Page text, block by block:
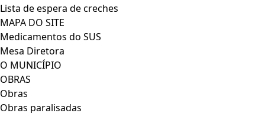
Lista de espera de creches
MAPA DO SITE
Medicamentos do SUS
Mesa Diretora
O MUNICÍPIO
OBRAS
Obras
Obras paralisadas